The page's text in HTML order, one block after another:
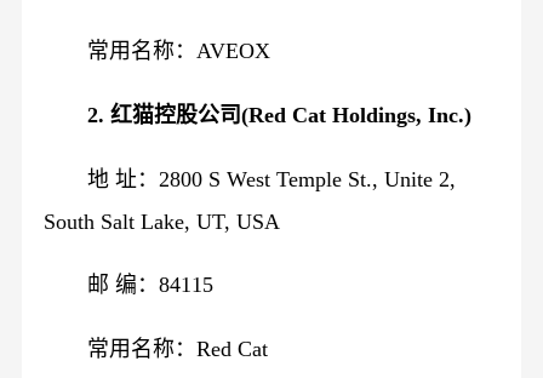
常用名称：AVEOX
2. 红猫控股公司(Red Cat Holdings, Inc.)
地 址：2800 S West Temple St., Unite 2,
South Salt Lake, UT, USA
邮 编：84115
常用名称：Red Cat